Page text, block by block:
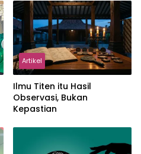
Artikel
Ilmu Titen itu Hasil
Observasi, Bukan
Kepastian